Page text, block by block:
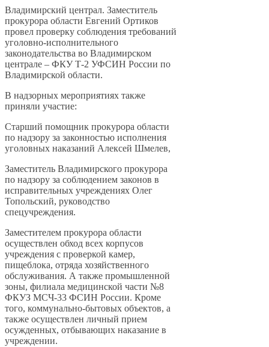
Владимирский централ. Заместитель
прокурора области Евгений Ортиков
провел проверку соблюдения требований
уголовно-исполнительного
законодательства во Владимирском
централе – ФКУ Т-2 УФСИН России по
Владимирской области.
В надзорных мероприятиях также
приняли участие:
Cтарший помощник прокурора области
по надзору за законностью исполнения
уголовных наказаний Алексей Шмелев,
Заместитель Владимирского прокурора
по надзору за соблюдением законов в
исправительных учреждениях Олег
Топольский, руководство
спецучреждения.
Заместителем прокурора области
осуществлен обход всех корпусов
учреждения с проверкой камер,
пищеблока, отряда хозяйственного
обслуживания. А также промышленной
зоны, филиала медицинской части №8
ФКУЗ МСЧ-33 ФСИН России. Кроме
того, коммунально-бытовых объектов, а
также осуществлен личный прием
осужденных, отбывающих наказание в
учреждении.